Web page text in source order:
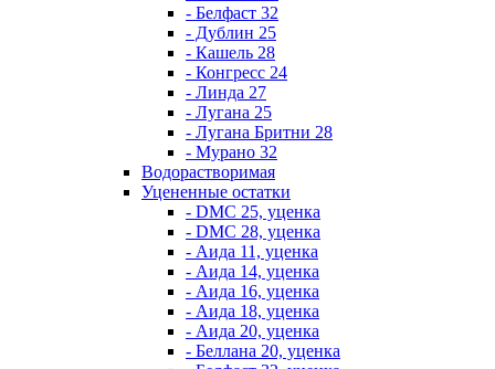
- Белфаст 32
- Дублин 25
- Кашель 28
- Конгресс 24
- Линда 27
- Лугана 25
- Лугана Бритни 28
- Мурано 32
Водорастворимая
Уцененные остатки
- DMC 25, уценка
- DMC 28, уценка
- Аида 11, уценка
- Аида 14, уценка
- Аида 16, уценка
- Аида 18, уценка
- Аида 20, уценка
- Беллана 20, уценка